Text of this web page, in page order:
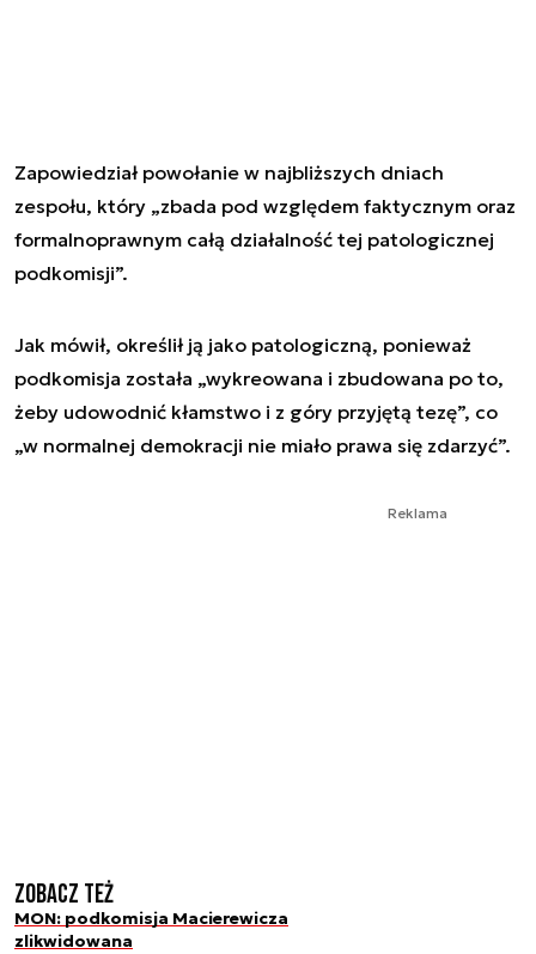
Zapowiedział powołanie w najbliższych dniach
zespołu, który „zbada pod względem faktycznym oraz
formalnoprawnym całą działalność tej patologicznej
podkomisji”.
Jak mówił, określił ją jako patologiczną, ponieważ
podkomisja została „wykreowana i zbudowana po to,
żeby udowodnić kłamstwo i z góry przyjętą tezę”, co
„w normalnej demokracji nie miało prawa się zdarzyć”.
Reklama
Zobacz też
MON: podkomisja Macierewicza
zlikwidowana